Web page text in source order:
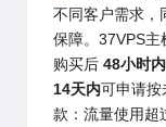
不同客户需求，
保障。37VPS主
购买后 48小时
14天内可申请按
款：流量使用超